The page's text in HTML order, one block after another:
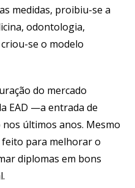
medidas, proibiu-se a
odontologia,
se o modelo
do mercado
EAD —a entrada de
últimos anos. Mesmo
feito para melhorar o
diplomas em bons